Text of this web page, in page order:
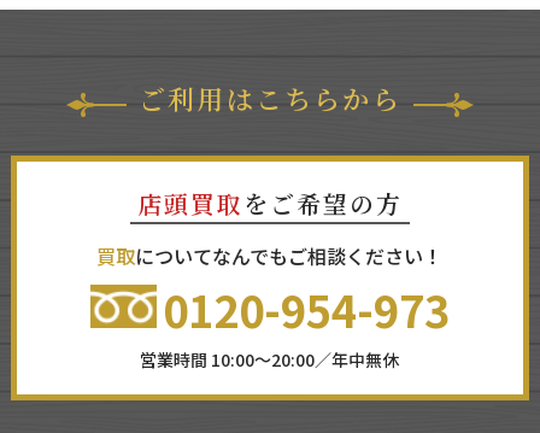
ご利用はこちらから
店頭買取 をご希望の方
買取についてなんでもご相談ください！
0120-954-973
営業時間 10:00～20:00／年中無休